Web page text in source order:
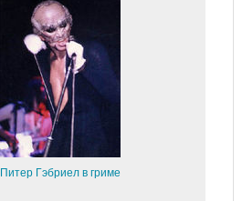
Питер Гэбриел в гриме